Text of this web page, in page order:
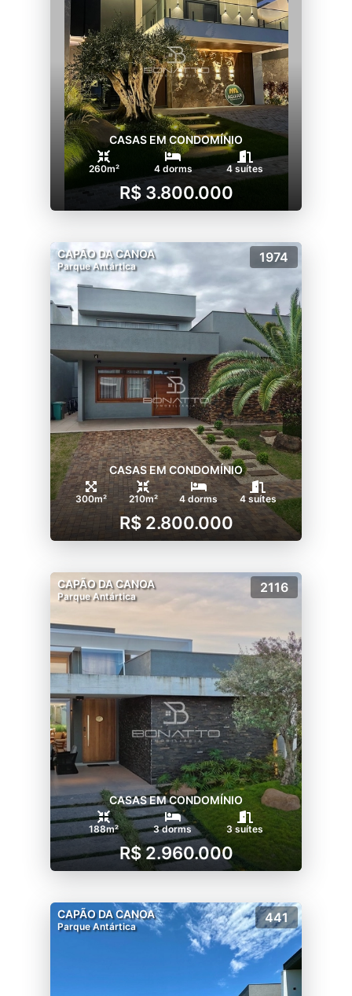
CASAS EM CONDOMÍNIO
260m² 4 dorms 4 suítes
R$ 3.800.000
CAPÃO DA CANOA
Parque Antártica
1974
CASAS EM CONDOMÍNIO
300m² 210m² 4 dorms 4 suítes
R$ 2.800.000
CAPÃO DA CANOA
Parque Antártica
2116
CASAS EM CONDOMÍNIO
188m² 3 dorms 3 suítes
R$ 2.960.000
CAPÃO DA CANOA
Parque Antártica
441